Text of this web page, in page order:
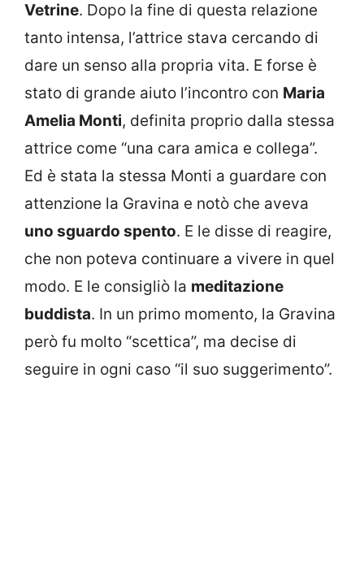
Vetrine. Dopo la fine di questa relazione
tanto intensa, l’attrice stava cercando di
dare un senso alla propria vita. E forse è
stato di grande aiuto l’incontro con Maria
Amelia Monti, definita proprio dalla stessa
attrice come “una cara amica e collega”.
Ed è stata la stessa Monti a guardare con
attenzione la Gravina e notò che aveva
uno sguardo spento. E le disse di reagire,
che non poteva continuare a vivere in quel
modo. E le consigliò la meditazione
buddista. In un primo momento, la Gravina
però fu molto “scettica”, ma decise di
seguire in ogni caso “il suo suggerimento”.